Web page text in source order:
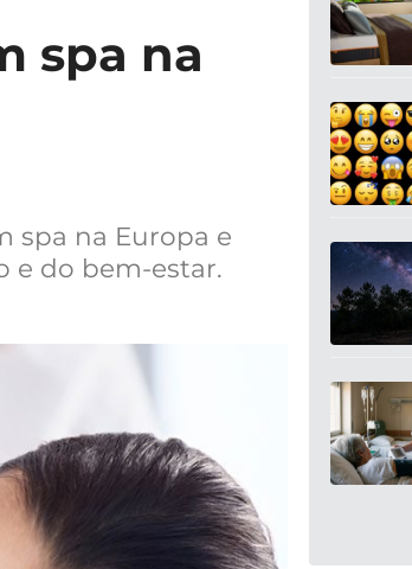
spa na
spa na Europa e
e do bem-estar.